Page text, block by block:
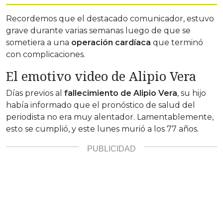
Recordemos que el destacado comunicador, estuvo
grave durante varias semanas luego de que se
sometiera a una operación cardíaca que terminó
con complicaciones.
El emotivo video de Alipio Vera
Días previos al fallecimiento de Alipio Vera, su hijo
había informado que el pronóstico de salud del
periodista no era muy alentador. Lamentablemente,
esto se cumplió, y este lunes murió a los 77 años.